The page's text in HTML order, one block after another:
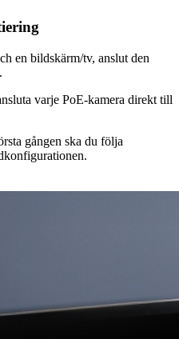
en bildskärm/tv, anslut den
varje PoE-kamera direkt till
gången ska du följa